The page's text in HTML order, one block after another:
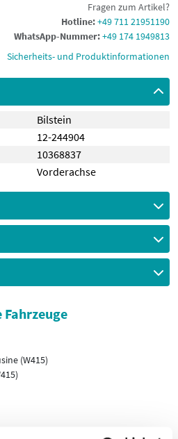
Fragen zum Artikel?
Hotline:+49 711 21951190
WhatsApp-Nummer:+49 174 1949813
Sicherheits- und Produktinformationen
Bilstein
12-244904
10368837
Vorderachse
(W415)